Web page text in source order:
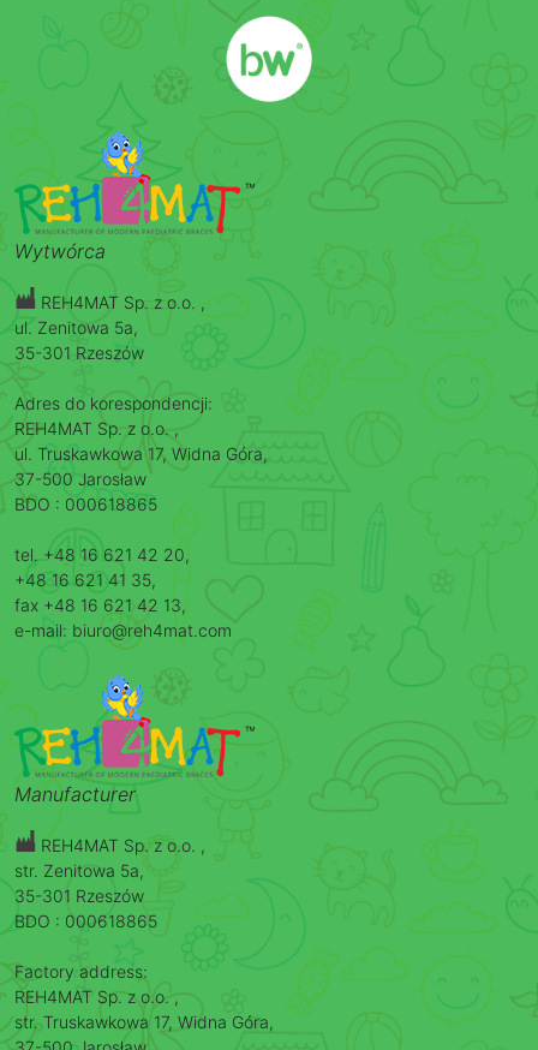
Wytwórca
REH4MAT Sp. z o.o. ,
ul. Zenitowa 5a,
35-301 Rzeszów
Adres do korespondencji:
REH4MAT Sp. z o.o. ,
ul. Truskawkowa 17, Widna Góra,
37-500 Jarosław
BDO : 000618865
tel. +48 16 621 42 20,
+48 16 621 41 35,
fax +48 16 621 42 13,
e-mail: biuro@reh4mat.com
Manufacturer
REH4MAT Sp. z o.o. ,
str. Zenitowa 5a,
35-301 Rzeszów
BDO : 000618865
Factory address:
REH4MAT Sp. z o.o. ,
str. Truskawkowa 17, Widna Góra,